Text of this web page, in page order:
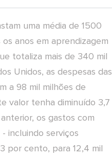
uma média de 1500
anos em aprendizagem
totaliza mais de 340 mil
Unidos, as despesas das
a 98 mil milhões de
valor tenha diminuído 3,7
os gastos com
incluindo serviços
por cento, para 12,4 mil